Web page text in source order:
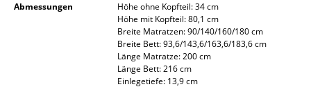
Tischleuchten
Schreibtischleuchten
Stehleuchten & Leseleuchten
Abmessungen
Höhe ohne Kopfteil: 34 cm
Höhe mit Kopfteil: 80,1 cm
Breite Matratzen: 90/140/160/180 cm
Breite Bett: 93,6/143,6/163,6/183,6 cm
Länge Matratze: 200 cm
Länge Bett: 216 cm
Einlegetiefe: 13,9 cm